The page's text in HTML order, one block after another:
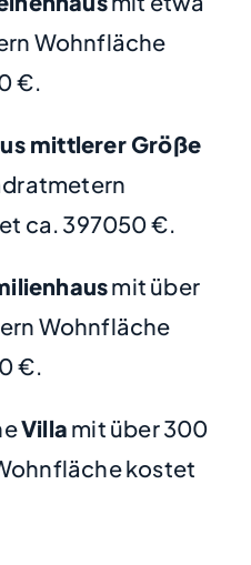
Wohnfläche
€.
mittlerer Größe
ca. 397050 €.
mit über
Wohnfläche
€.
Villa mit über 300
kostet